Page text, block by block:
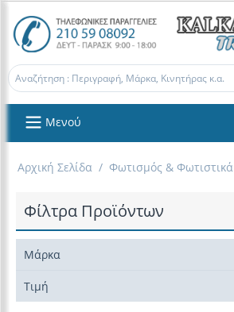
Μενού
Αρχική Σελίδα / Φωτισμός & Φωτιστικά
Φίλτρα Προϊόντων
Μάρκα
Τιμή